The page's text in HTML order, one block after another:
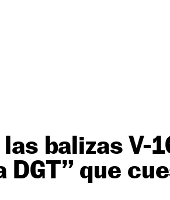
balizas V-
que